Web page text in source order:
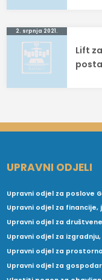
2. srpnja 2021.
Lift
UPRAVNI ODJELI
Upravni odjel za poslove
Upravni odjel za
Upravni odjel za
Upravni odjel za
Upravni odjel za
Upravni odjel za